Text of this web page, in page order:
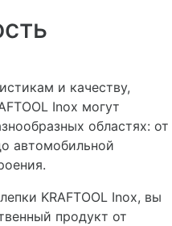
и качеству,
Inox могут
областях: от
автомобильной
KRAFTOOL Inox, вы
продукт от